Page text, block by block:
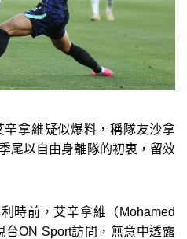
辛拿維疑似爆料，稱隊友沙拿
尾以自由身離隊的初衷，留效
時前，艾辛拿維（Mohamed
台ON Sport訪問，無意中透露